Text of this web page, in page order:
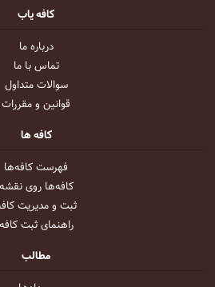
کافه یاب
درباره ما
تماس با ما
سوالات متداول
قوانین و مقررات
کافه ها
فهرست کافه‌ها
کافه‌ها روی نقشه
ثبت و مدیریت
راهنمای ثبت کافه
مطالب